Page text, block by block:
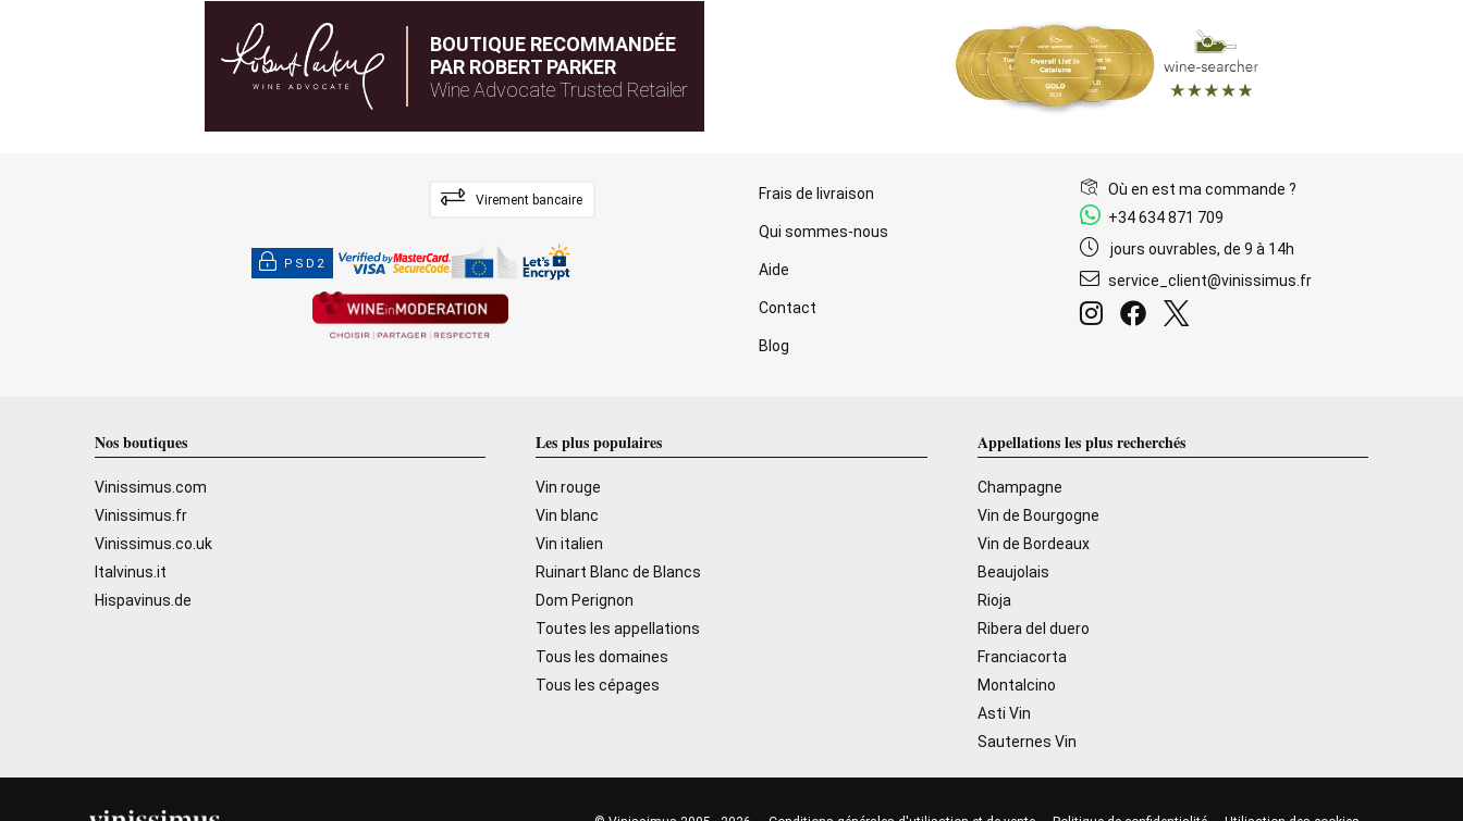
BOUTIQUE RECOMMANDÉE
PAR ROBERT PARKER
Wine Advocate Trusted Retailer
Virement bancaire
PSD2
Frais de livraison
Qui sommes-nous
Aide
Contact
Blog
Où en est ma commande ?
+34 634 871 709
jours ouvrables, de 9 à 14h
service_client@vinissimus.fr
Nos boutiques
Vinissimus.com
Vinissimus.fr
Vinissimus.co.uk
Italvinus.it
Hispavinus.de
Les plus populaires
Vin rouge
Vin blanc
Vin italien
Ruinart Blanc de Blancs
Dom Perignon
Toutes les appellations
Tous les domaines
Tous les cépages
Appellations les plus recherchés
Champagne
Vin de Bourgogne
Vin de Bordeaux
Beaujolais
Rioja
Ribera del duero
Franciacorta
Montalcino
Asti Vin
Sauternes Vin